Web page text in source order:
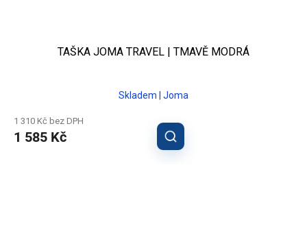
TAŠKA JOMA TRAVEL | TMAVĚ MODRÁ
Skladem | Joma
1 310 Kč bez DPH
1 585 Kč